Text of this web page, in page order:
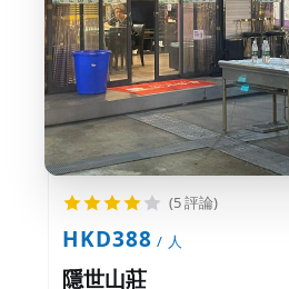
(5 評論)
HKD388 / 人
隱世山莊